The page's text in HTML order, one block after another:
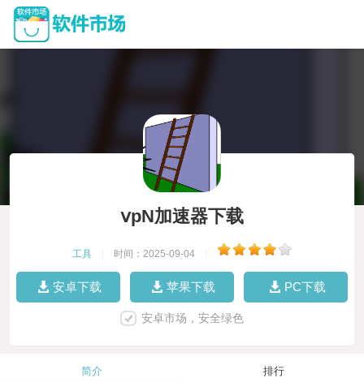
ⅴpN加速器下载
工具 时间：2025-09-04
安卓下载 苹果下载 PC下载
安卓市场，安全绿色
简介 排行